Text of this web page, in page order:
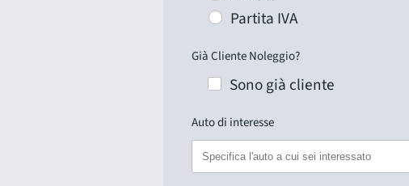
Partita IVA
Già Cliente Noleggio?
Sono già cliente
Auto di interesse